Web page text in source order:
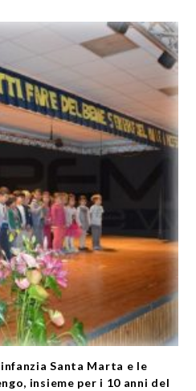
Santa Marta e le
insieme per i 10 anni del